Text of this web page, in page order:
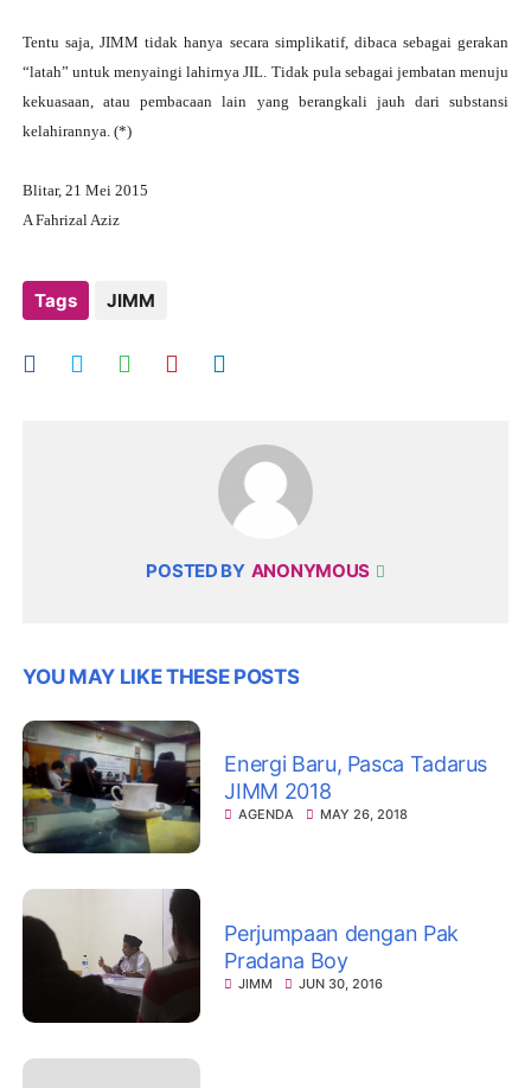
Tentu saja, JIMM tidak hanya secara simplikatif, dibaca sebagai gerakan
“latah” untuk menyaingi lahirnya JIL. Tidak pula sebagai jembatan menuju
kekuasaan, atau pembacaan lain yang berangkali jauh dari substansi
kelahirannya. (*)
Blitar, 21 Mei 2015
A Fahrizal Aziz
Tags JIMM
POSTED BY ANONYMOUS
YOU MAY LIKE THESE POSTS
Energi Baru, Pasca Tadarus
JIMM 2018
AGENDA MAY 26, 2018
Perjumpaan dengan Pak
Pradana Boy
JIMM JUN 30, 2016